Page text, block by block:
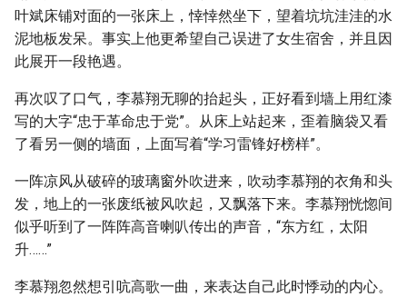
叶斌床铺对面的一张床上，悻悻然坐下，望着坑坑洼洼的水
泥地板发呆。事实上他更希望自己误进了女生宿舍，并且因
此展开一段艳遇。
再次叹了口气，李慕翔无聊的抬起头，正好看到墙上用红漆
写的大字“忠于革命忠于党”。从床上站起来，歪着脑袋又看
了看另一侧的墙面，上面写着“学习雷锋好榜样”。
一阵凉风从破碎的玻璃窗外吹进来，吹动李慕翔的衣角和头
发，地上的一张废纸被风吹起，又飘落下来。李慕翔恍惚间
似乎听到了一阵阵高音喇叭传出的声音，“东方红，太阳
升……”
李慕翔忽然想引吭高歌一曲，来表达自己此时悸动的内心。